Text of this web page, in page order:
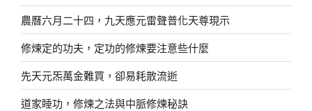
農曆六月二十四，九天應元雷聲普化天尊現示
修煉定的功夫，定功的修煉要注意些什麼
先天元炁萬金難買，卻易耗散流逝
道家睡功，修煉之法與中脈修煉秘訣